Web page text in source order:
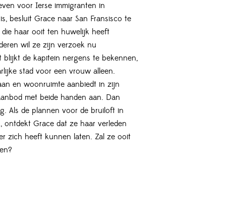
voor Ierse immigranten in
besluit Grace naar San Fransisco te
haar ooit ten huwelijk heeft
wil ze zijn verzoek nu
blijkt de kapitein nergens te bekennen,
stad voor een vrouw alleen.
en woonruimte aanbiedt in zijn
met beide handen aan. Dan
Als de plannen voor de bruiloft in
ontdekt Grace dat ze haar verleden
zich heeft kunnen laten. Zal ze ooit